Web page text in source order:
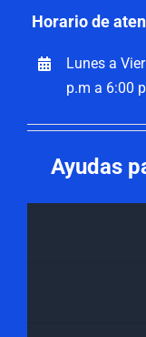
Horario de
Lunes a
p.m a 6:00
Ayudas